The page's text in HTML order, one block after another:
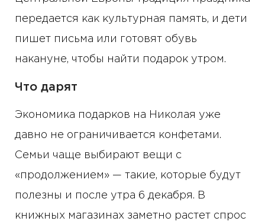
передается как культурная память, и дети
пишет письма или готовят обувь
накануне, чтобы найти подарок утром.
Что дарят
Экономика подарков на Николая уже
давно не ограничивается конфетами.
Семьи чаще выбирают вещи с
«продолжением» — такие, которые будут
полезны и после утра 6 декабря. В
книжных магазинах заметно растет спрос